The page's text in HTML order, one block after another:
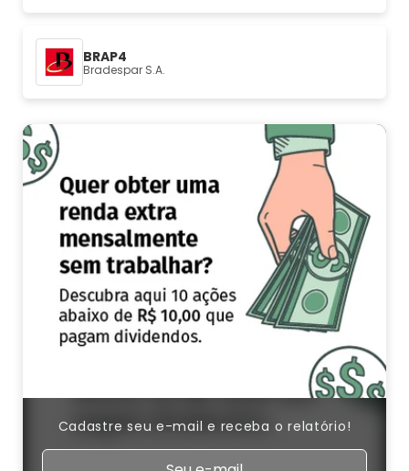
BRAP4
Bradespar S.A.
Cadastre seu e-mail e receba o relatório!